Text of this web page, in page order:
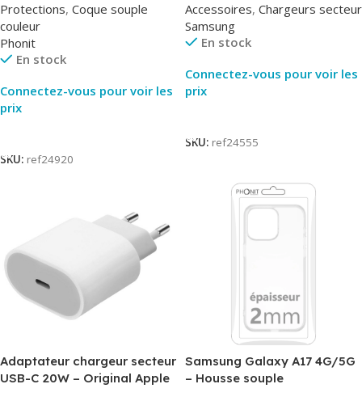
Protections, Coque souple
couleur
Phonit
En stock
Connectez-vous pour voir les
prix
SKU: ref24920
Packaging Original
Accessoires, Chargeurs secteur
Samsung
En stock
Connectez-vous pour voir les
prix
SKU: ref24555
Adaptateur chargeur secteur
USB-C 20W – Original Apple
Samsung Galaxy A17 4G/5G
– Housse souple